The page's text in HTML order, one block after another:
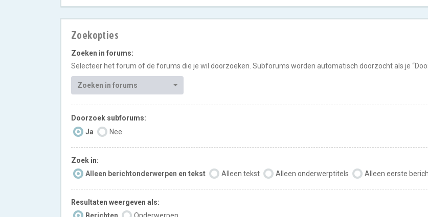
Zoekopties
Zoeken in forums:
Selecteer het forum of de forums die je wil doorzoeken. Subforums worden automatisch doorzocht als je
Zoeken in forums
Doorzoek subforums:
Ja
Nee
Zoek in:
Alleen berichtonderwerpen en tekst
Alleen tekst Alleen onderwerptitels Alleen eerste
Resultaten weergeven als: